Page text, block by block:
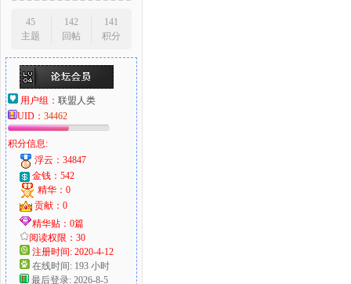
45
主题
142
回帖
141
积分
用户组： 联盟人类
UID： 34462
积分信息:
浮云：34847
金钱：542
精华：0
贡献：0
精华贴：0篇
阅读权限：30
注册时间: 2020-4-12
在线时间: 193 小时
最后登录: 2026-8-5